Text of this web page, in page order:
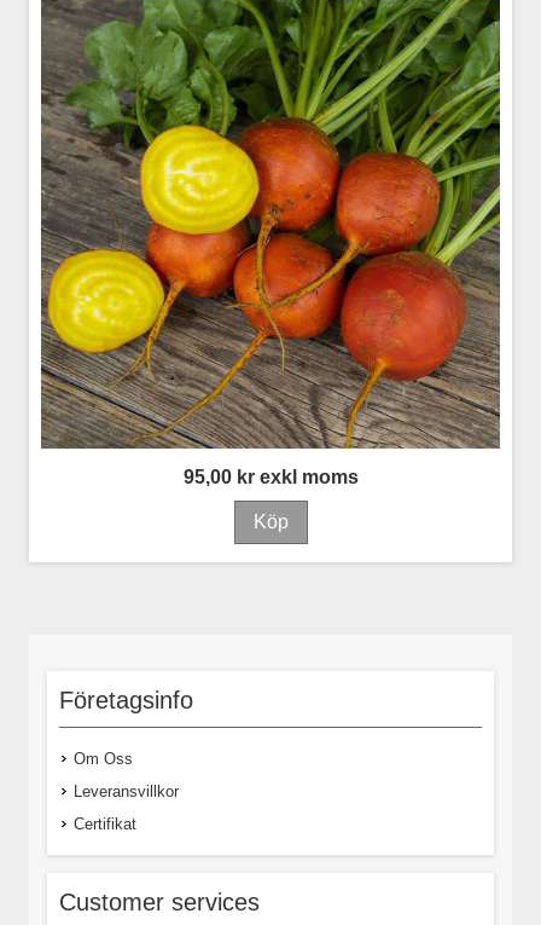
95,00 kr exkl moms
Företagsinfo
Om Oss
Leveransvillkor
Certifikat
Customer services